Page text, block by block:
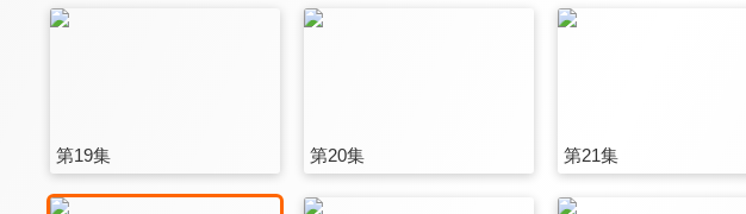
第19集 第20集 第21集